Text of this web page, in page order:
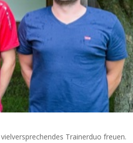
Trainerduo freuen.